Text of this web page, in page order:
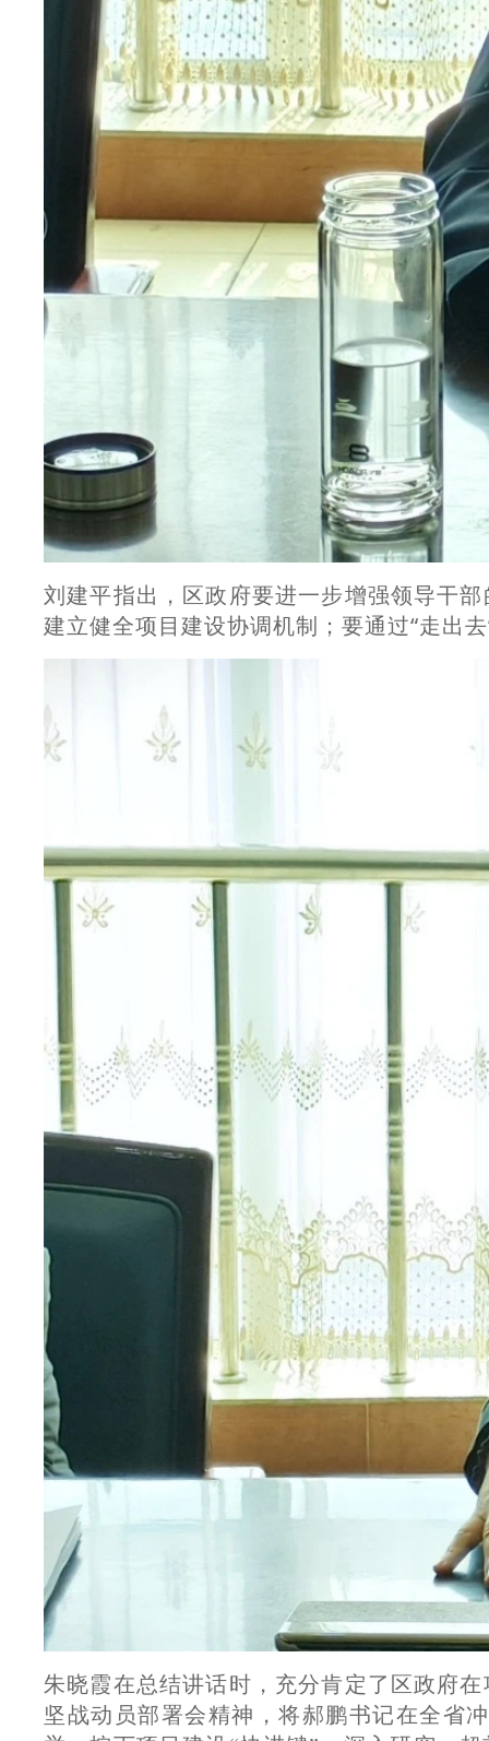
刘建平指出，区政府要进一步增强领导干
建立健全项目建设协调机制；要通过“走出
朱晓霞在总结讲话时，充分肯定了区政府
坚战动员部署会精神，将郝鹏书记在全省